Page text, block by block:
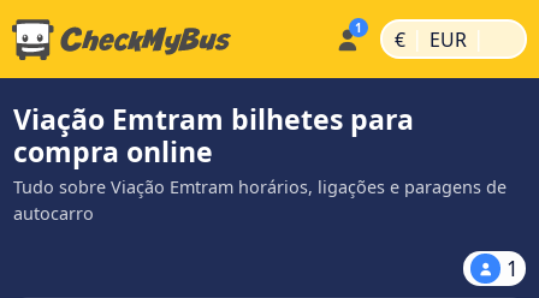
€ | EUR |
Viação Emtram bilhetes para
compra online
Tudo sobre Viação Emtram horários, ligações e paragens de
autocarro
1